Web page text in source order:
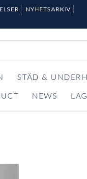
NYHETSARKIV
STÄD &
NEWS